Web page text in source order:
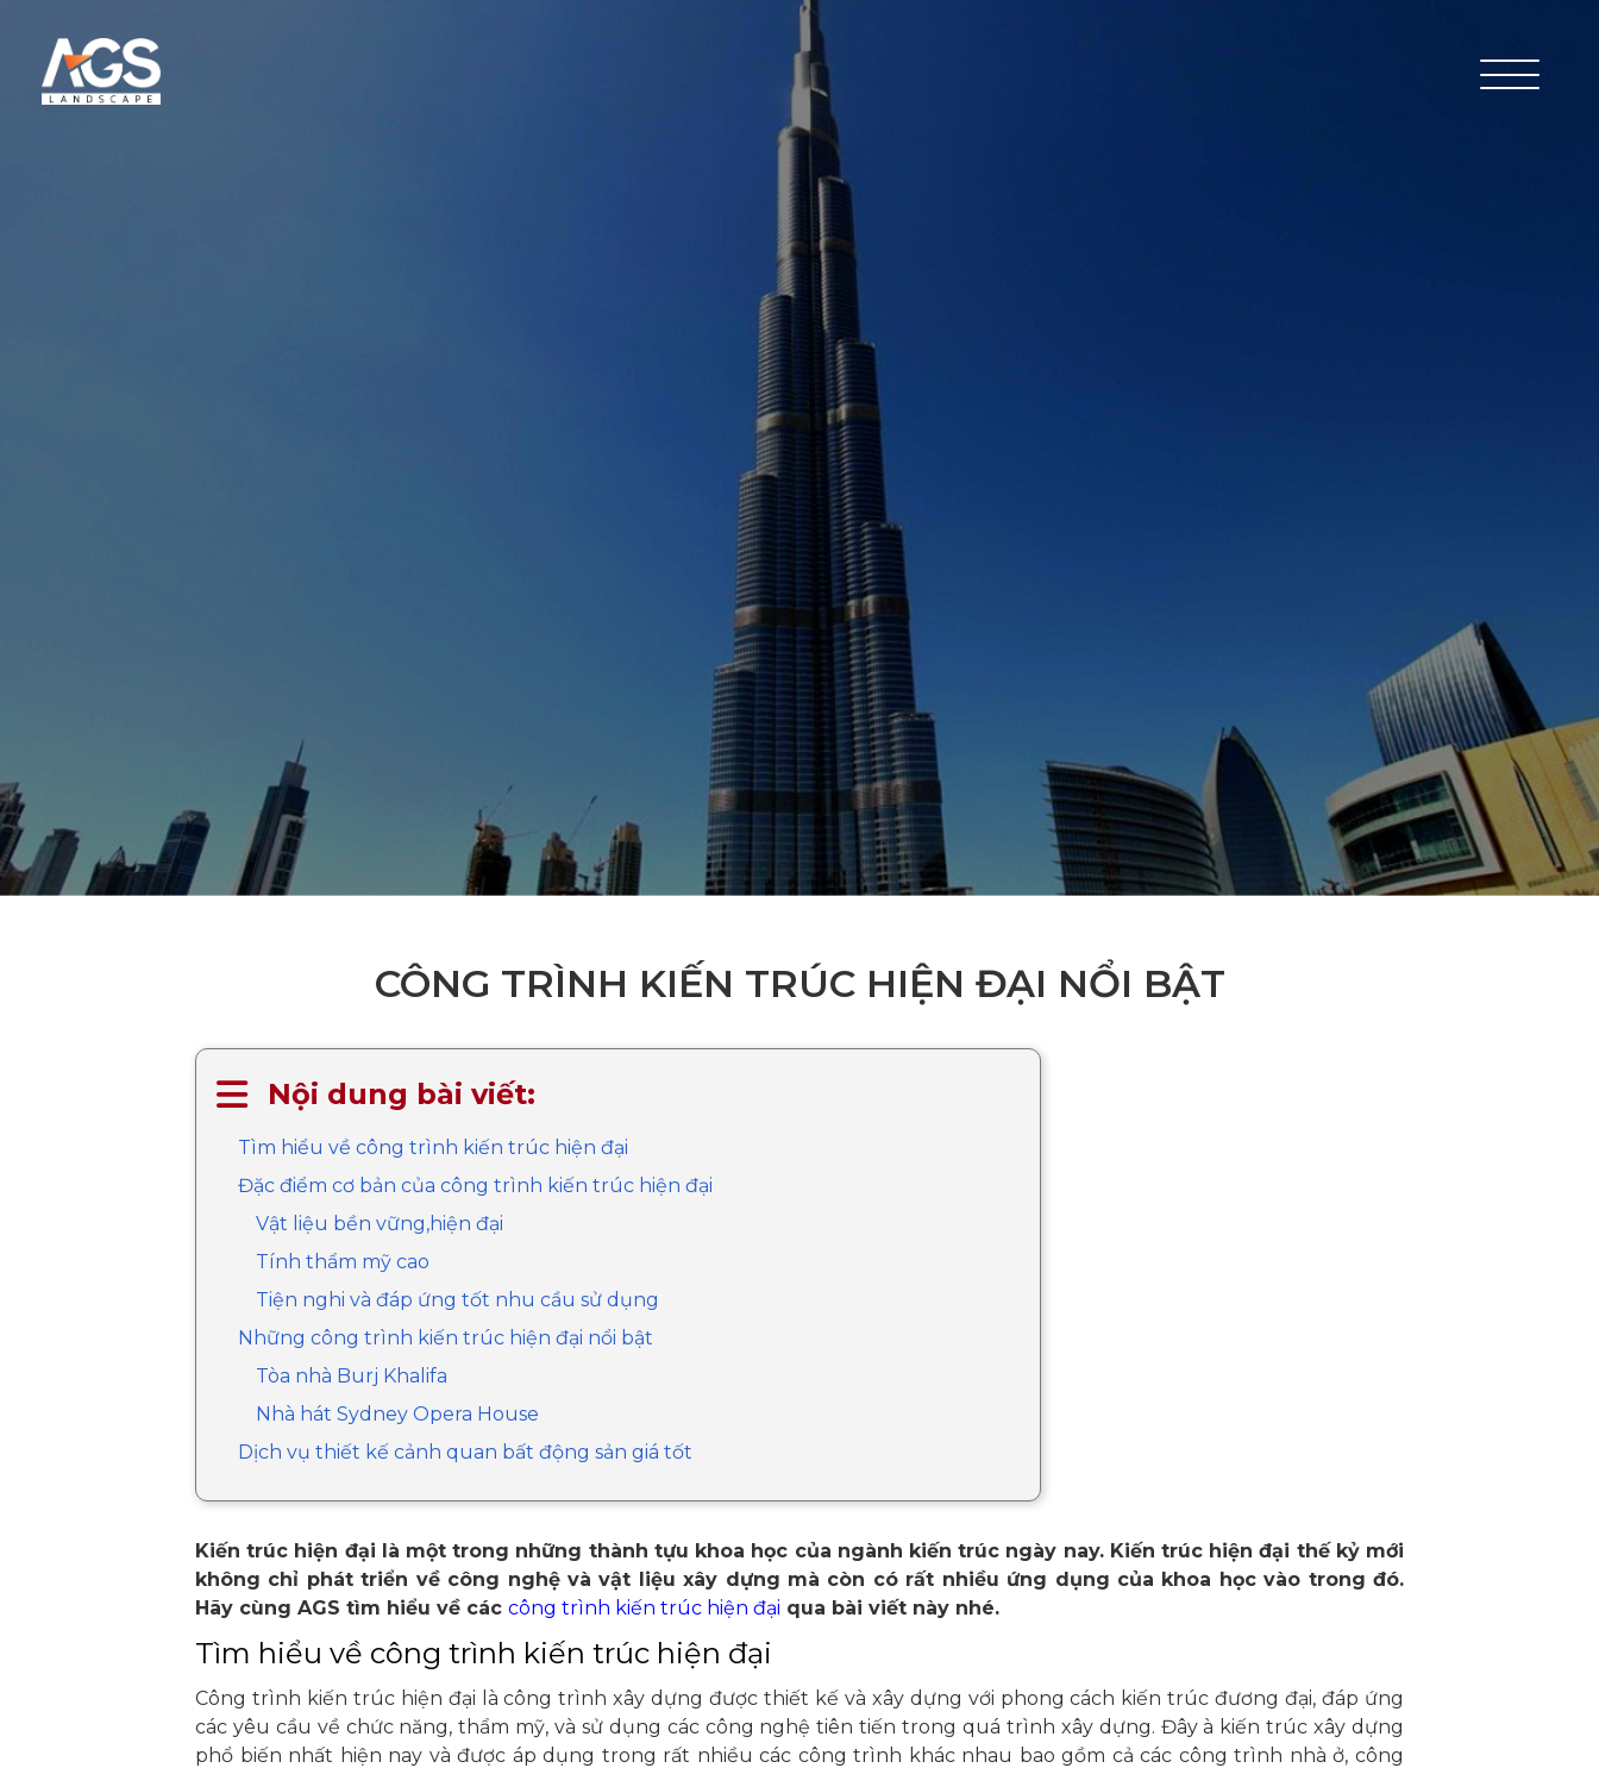
CÔNG TRÌNH KIẾN TRÚC HIỆN ĐẠI NỔI BẬT
Nội dung bài viết:
Tìm hiểu về công trình kiến trúc hiện đại
Đặc điểm cơ bản của công trình kiến trúc hiện đại
Vật liệu bền vững,hiện đại
Tính thẩm mỹ cao
Tiện nghi và đáp ứng tốt nhu cầu sử dụng
Những công trình kiến trúc hiện đại nổi bật
Tòa nhà Burj Khalifa
Nhà hát Sydney Opera House
Dịch vụ thiết kế cảnh quan bất động sản giá tốt
Kiến trúc hiện đại là một trong những thành tựu khoa học của ngành kiến trúc ngày nay. Kiến trúc hiện đại thế kỷ mới
không chỉ phát triển về công nghệ và vật liệu xây dựng mà còn có rất nhiều ứng dụng của khoa học vào trong đó.
Hãy cùng AGS tìm hiểu về các công trình kiến trúc hiện đại qua bài viết này nhé.
Tìm hiểu về công trình kiến trúc hiện đại
Công trình kiến trúc hiện đại là công trình xây dựng được thiết kế và xây dựng với phong cách kiến trúc đương đại, đáp ứng
các yêu cầu về chức năng, thẩm mỹ, và sử dụng các công nghệ tiên tiến trong quá trình xây dựng. Đây à kiến trúc xây dựng
phổ biến nhất hiện nay và được áp dụng trong rất nhiều các công trình khác nhau bao gồm cả các công trình nhà ở, công